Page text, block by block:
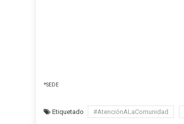
*SEDE
Etiquetado #AtenciónALaComunidad